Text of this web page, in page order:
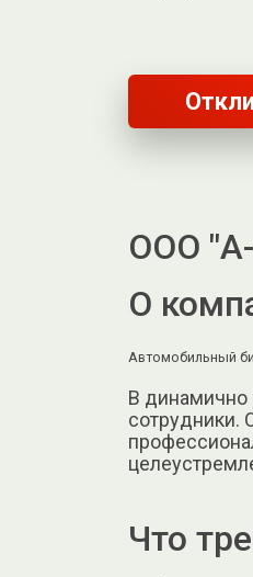
ООО
О
Автомобильный
В динамично
сотрудники.
Что